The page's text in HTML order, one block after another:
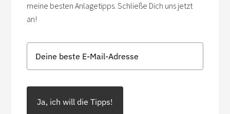
meine besten Anlagetipps. Schließe Dich uns jetzt
an!
Ja, ich will die Tipps!